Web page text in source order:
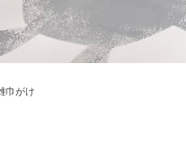
巾がけ